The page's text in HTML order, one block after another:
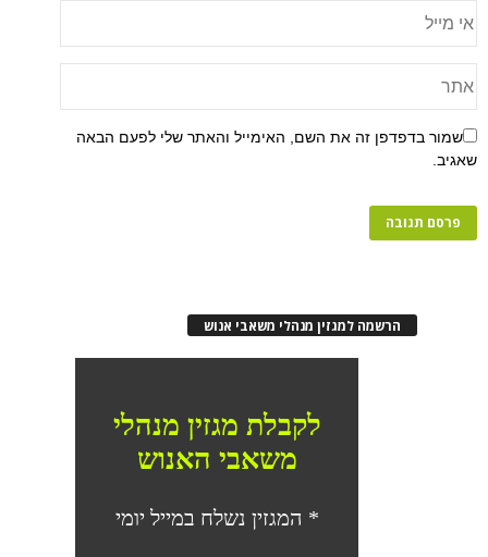
שמור בדפדפן זה את השם, האימייל והאתר שלי לפעם הבאה
שאגיב.
הרשמה למגזין מנהלי משאבי אנוש